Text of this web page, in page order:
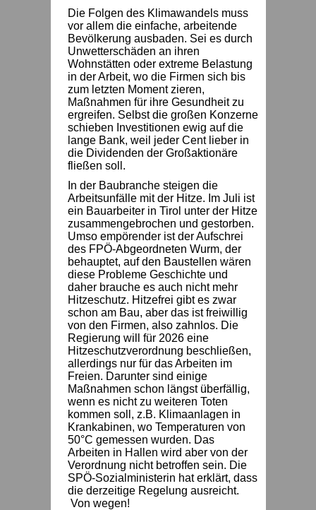
Die Folgen des Klimawandels muss
vor allem die einfache, arbeitende
Bevölkerung ausbaden. Sei es durch
Unwetterschäden an ihren
Wohnstätten oder extreme Belastung
in der Arbeit, wo die Firmen sich bis
zum letzten Moment zieren,
Maßnahmen für ihre Gesundheit zu
ergreifen. Selbst die großen Konzerne
schieben Investitionen ewig auf die
lange Bank, weil jeder Cent lieber in
die Dividenden der Großaktionäre
fließen soll.
In der Baubranche steigen die
Arbeitsunfälle mit der Hitze. Im Juli ist
ein Bauarbeiter in Tirol unter der Hitze
zusammengebrochen und gestorben.
Umso empörender ist der Aufschrei
des FPÖ-Abgeordneten Wurm, der
behauptet, auf den Baustellen wären
diese Probleme Geschichte und
daher brauche es auch nicht mehr
Hitzeschutz. Hitzefrei gibt es zwar
schon am Bau, aber das ist freiwillig
von den Firmen, also zahnlos. Die
Regierung will für 2026 eine
Hitzeschutzverordnung beschließen,
allerdings nur für das Arbeiten im
Freien. Darunter sind einige
Maßnahmen schon längst überfällig,
wenn es nicht zu weiteren Toten
kommen soll, z.B. Klimaanlagen in
Krankabinen, wo Temperaturen von
50°C gemessen wurden. Das
Arbeiten in Hallen wird aber von der
Verordnung nicht betroffen sein. Die
SPÖ-Sozialministerin hat erklärt, dass
die derzeitige Regelung ausreicht.
Von wegen!